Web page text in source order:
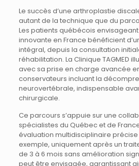
Le succès d’une arthroplastie
autant de la technique que du
Les patients québécois
innovante en France bénéficient
intégral, depuis la consultation
réhabilitation. La Clinique TAGMED
avec sa prise en charge avancée
conservateurs incluant la
neurovertébrale, indispensable
chirurgicale.
Ce parcours s’appuie sur une
spécialistes du Québec et de
évaluation multidisciplinaire
exemple, uniquement après un
de 3 à 6 mois sans amélioration
peut être envisagée, garantissant